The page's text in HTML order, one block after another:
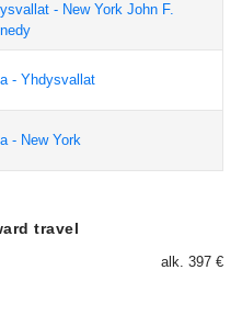
- New York John F.
- Yhdysvallat
- New York
travel
alk. 397 €